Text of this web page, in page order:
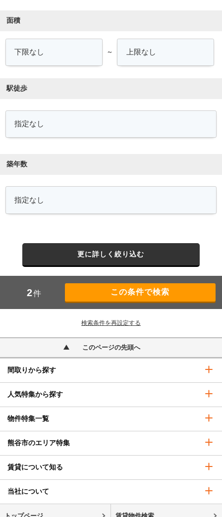
面積
～
駅徒歩
築年数
更に詳しく絞り込む
2件
検索条件を再設定する
このページの先頭へ
間取りから探す
人気特集から探す
物件特集一覧
熊谷市のエリア特集
賃貸について知る
当社について